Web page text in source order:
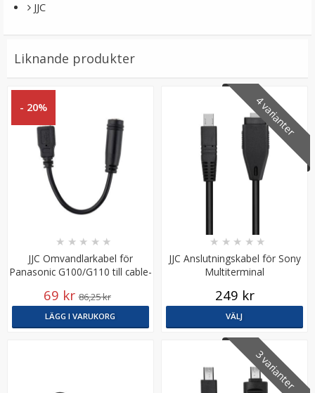
LÄGG I VARUKORG
Puluz rosa Mobilstativ/ministativ och mobilhållare
JJC
Liknande produkter
- 20%
JJC Omvandlarkabel för
Panasonic G100/G110 till cable-
★ ★ ★ ★ ★
69 kr 86,25 kr
LÄGG I VARUKORG
4 varianter
JJC Anslutningskabel för Sony
Multiterminal
★ ★ ★ ★ ★
249 kr
VÄLJ
3 varianter